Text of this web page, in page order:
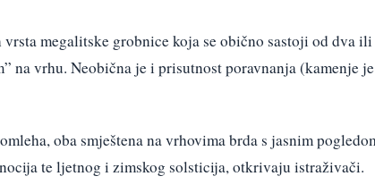
megalitske grobnice koja se obično sastoji od dva ili
na vrhu. Neobična je i prisutnost poravnanja (kamenje je
oba smještena na vrhovima brda s jasnim
te ljetnog i zimskog solsticija, otkrivaju istraživači.